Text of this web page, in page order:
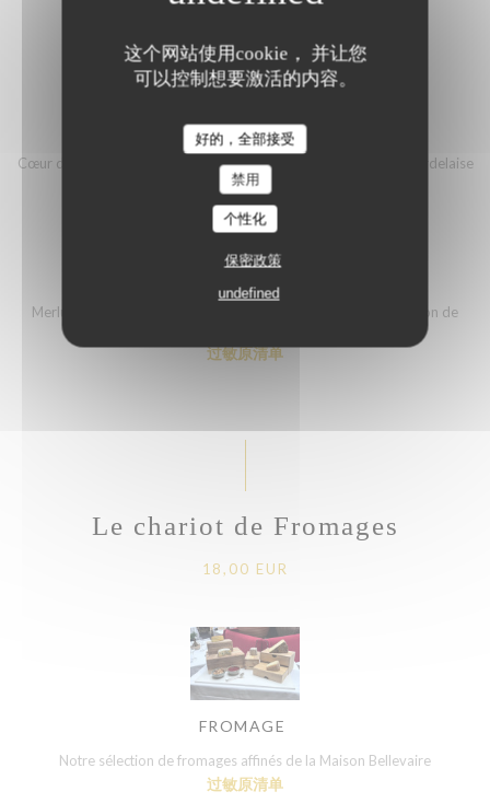
这个网站使用cookie， 并让您
可以控制想要激活的内容。
好的，全部接受
禁用
个性化
保密政策
undefined
Plat (au choix)
CŒUR DE FAUX-FILET
Cœur de faux-filet grillé, tortellinis farcis au bœuf confit, sauce Bordelaise
过敏原清单
Merlu à l’huile d’olive, gnocchis frais aux champignons et bouillon de
过敏原清单
Le chariot de Fromages
18,00 EUR
FROMAGE
Notre sélection de fromages affinés de la Maison Bellevaire
过敏原清单
Le Chapon Fin